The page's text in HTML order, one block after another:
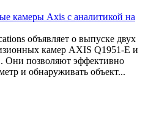
камеры Axis с аналитикой на
объявляет о выпуске двух
камер AXIS Q1951-E и
Они позволяют эффективно
и обнаруживать объект...